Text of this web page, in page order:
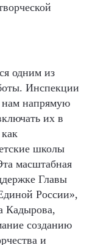
одним из
Инспекции
нам напрямую
их в
школы
масштабная
Главы
России»,
Кадырова,
созданию
и